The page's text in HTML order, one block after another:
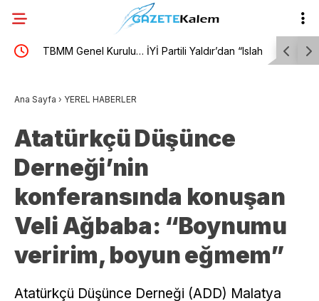
TBMM Genel Kurulu… İYİ Partili Yaldır’dan “Islah
Ana Sayfa › YEREL HABERLER
Atatürkçü Düşünce
Derneği’nin
konferansında konuşan
Veli Ağbaba: “Boynumu
veririm, boyun eğmem”
Atatürkçü Düşünce Derneği (ADD) Malatya